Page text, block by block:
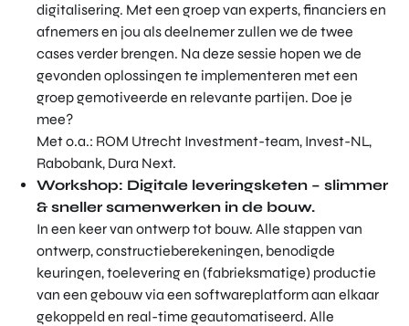
digitalisering. Met een groep van experts, financiers en
afnemers en jou als deelnemer zullen we de twee
cases verder brengen. Na deze sessie hopen we de
gevonden oplossingen te implementeren met een
groep gemotiveerde en relevante partijen. Doe je
mee?
Met o.a.: ROM Utrecht Investment-team, Invest-NL,
Rabobank, Dura Next.
Workshop: Digitale leveringsketen – slimmer
& sneller samenwerken in de bouw.
In een keer van ontwerp tot bouw. Alle stappen van
ontwerp, constructieberekeningen, benodigde
keuringen, toelevering en (fabrieksmatige) productie
van een gebouw via een softwareplatform aan elkaar
gekoppeld en real-time geautomatiseerd. Alle